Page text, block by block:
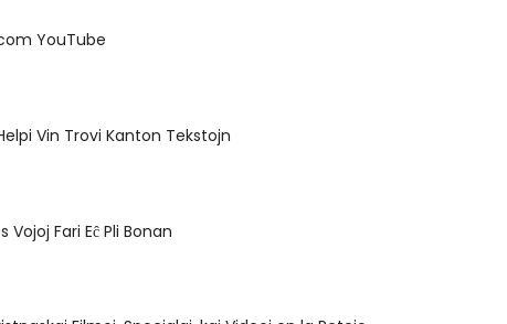
YouTube
Vin Trovi Kanton Tekstojn
Vojoj Fari Eĉ Pli Bonan